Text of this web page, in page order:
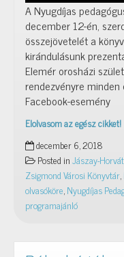
A Nyugdíjas
december 12-én,
összejövetelét a
kirándulásunk
Elemér orosházi
rendezvényre
Facebook-esemény
Elolvasom az egész cikket!
Olvasókör:
2018.
december
12.
december 6, 2018
Posted inJászay-
Zsigmond Városi Könyvtár,
olvasóköre,Nyugdíjas
programajánló